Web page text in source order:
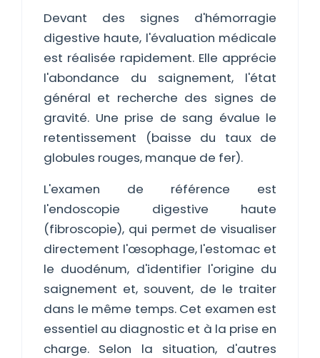
Devant des signes d'hémorragie
digestive haute, l'évaluation médicale
est réalisée rapidement. Elle apprécie
l'abondance du saignement, l'état
général et recherche des signes de
gravité. Une prise de sang évalue le
retentissement (baisse du taux de
globules rouges, manque de fer).
L'examen de référence est
l'endoscopie digestive haute
(fibroscopie), qui permet de visualiser
directement l'œsophage, l'estomac et
le duodénum, d'identifier l'origine du
saignement et, souvent, de le traiter
dans le même temps. Cet examen est
essentiel au diagnostic et à la prise en
charge. Selon la situation, d'autres